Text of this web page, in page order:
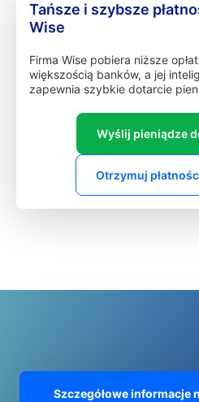
Tańsze i szybsze
Wise
Firma Wise pobiera niższe
większością banków, a jej
zapewnia szybkie dotarcie
Wyślij pieniądze
Otrzymuj
Szczegółowe informacje